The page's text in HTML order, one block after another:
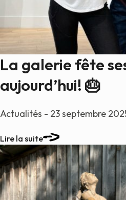
La galerie fête
aujourd’hui! 🎂
Actualités - 23 septembre
Lire la suite